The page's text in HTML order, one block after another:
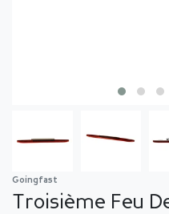
Goingfast
Troisième Feu